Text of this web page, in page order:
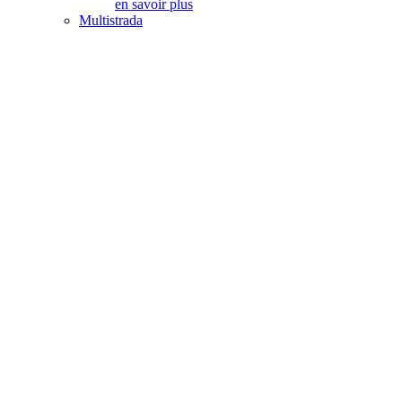
en savoir plus
Multistrada